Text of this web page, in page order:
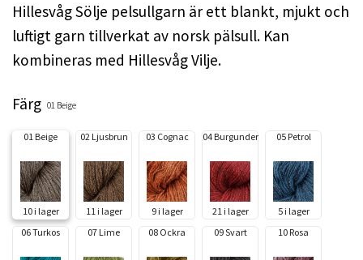
Hillesvåg Sölje pelsullgarn är ett blankt, mjukt och
luftigt garn tillverkat av norsk pälsull. Kan
kombineras med Hillesvåg Vilje.
Färg 01 Beige
01 Beige
10 i lager
02 Ljusbrun
11 i lager
03 Cognac
9 i lager
04 Burgunder
21 i lager
05 Petrol
5 i lager
06 Turkos
07 Lime 08 Ockra 09 Svart 10 Rosa